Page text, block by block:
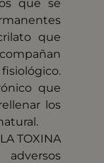
que se
que
que
los
TOXINA
adversos